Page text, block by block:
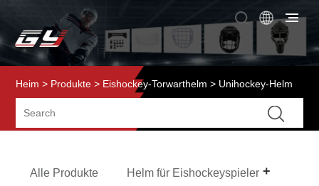
Heim > Produkte > Eishockey-Torwarthelm > Unihockey-Helm
Alle Produkte Helm für Eishockeyspieler